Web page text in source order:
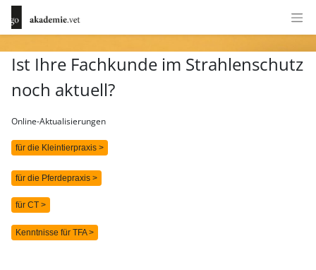
Ist Ihre Fachkunde im Strahlenschutz
noch aktuell?
Online-Aktualisierungen
für die Kleintierpraxis >
für die Pferdepraxis >
für CT >
Kenntnisse für TFA >